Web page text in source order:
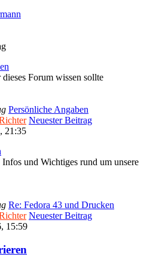
Forum wissen sollte
Persönliche Angaben
Neuester Beitrag
21:35
und Wichtiges rund um unsere
Re: Fedora 43 und Drucken
Neuester Beitrag
15:59